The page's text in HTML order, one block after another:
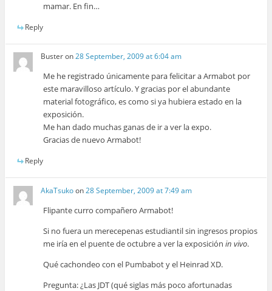
mamar. En fin…
Reply
Busteron28 September, 2009 at 6:04 am
Me he registrado únicamente para felicitar a Armabot por
este maravilloso artículo. Y gracias por el abundante
material fotográfico, es como si ya hubiera estado en la
exposición.
Me han dado muchas ganas de ir a ver la expo.
Gracias de nuevo Armabot!
Reply
AkaTsukoon28 September, 2009 at 7:49 am
Flipante curro compañero Armabot!
Si no fuera un merecepenas estudiantil sin ingresos propios
me iría en el puente de octubre a ver la exposiciónin vivo.
Qué cachondeo con el Pumbabot y el Heinrad XD.
Pregunta: ¿Las JDT (qué siglas más poco afortunadas